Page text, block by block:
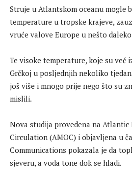
Struje u Atlantskom oceanu mogle
temperature u tropske krajeve,
vruće valove Europe u nešto
Te visoke temperature, koje su već
Grčkoj u posljednjih nekoliko
još više i mnogo prije nego što su
mislili.
Nova studija provedena na
Circulation (AMOC) i objavljena u
Communications pokazala je da
sjeveru, a voda tone dok se hladi.